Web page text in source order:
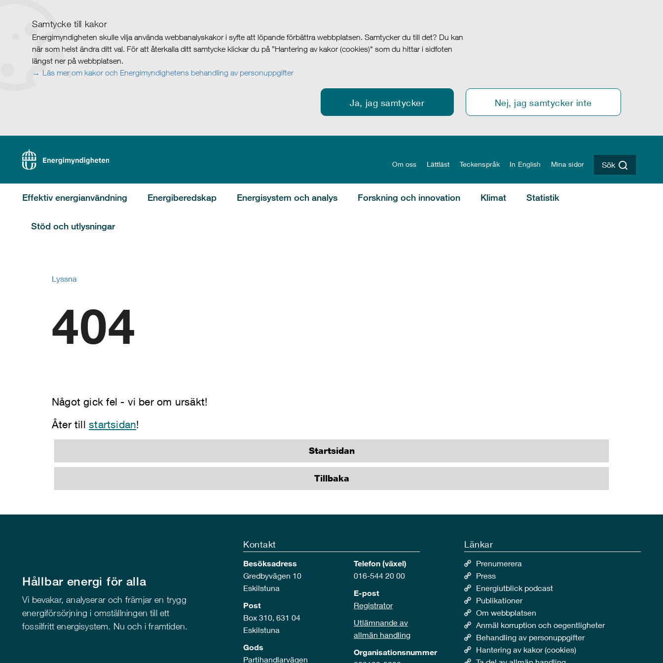
Samtycke till kakor
Energimyndigheten skulle vilja använda webbanalyskakor i syfte att löpande förbättra webbplatsen. Samtycker du till det? Du kan
när som helst ändra ditt val. För att återkalla ditt samtycke klickar du på ”Hantering av kakor (cookies)" som du hittar i sidfoten
längst ner på webbplatsen.
Läs mer om kakor och Energimyndighetens behandling av personuppgifter
Ja, jag samtycker Nej, jag samtycker inte
Om oss Lättläst Teckenspråk In English Mina sidor Sök
Effektiv energianvändning Energiberedskap Energisystem och analys Forskning och innovation Klimat Statistik
Stöd och utlysningar
Lyssna
404
Något gick fel - vi ber om ursäkt!
Åter tillstartsidan!
Startsidan
Tillbaka
Hållbar energi för alla
Vi bevakar, analyserar och främjar en trygg
energiförsörjning i omställningen till ett
fossilfritt energisystem. Nu och i framtiden.
Kontakt
Besöksadress
Gredbyvägen 10
Eskilstuna
Post
Box 310, 631 04
Eskilstuna
Gods
Partihandlarvägen
Telefon (växel)
016-544 20 00
E-post
Registrator
Utlämnande av
allmän handling
Organisationsnummer
Länkar
Prenumerera
Press
Energiutblick podcast
Publikationer
Om webbplatsen
Anmäl korruption och oegentligheter
Behandling av personuppgifter
Hantering av kakor (cookies)